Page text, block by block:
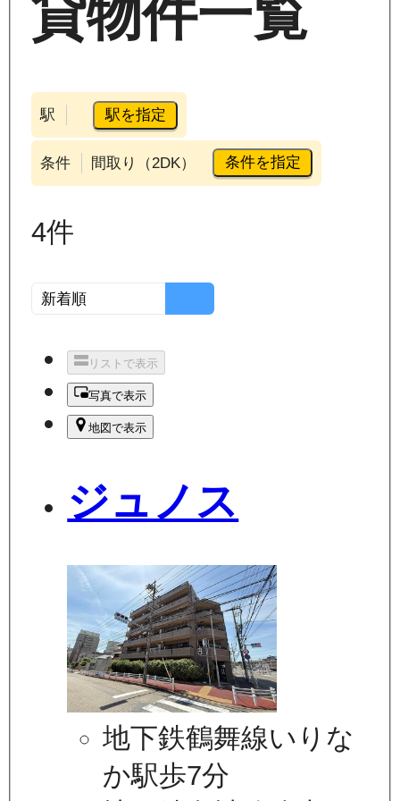
貸物件一覧
駅 駅を指定
条件 間取り（2DK） 条件を指定
4件
リストで表示
写真で表示
地図で表示
ジュノス
地下鉄鶴舞線いりな
か駅歩7分